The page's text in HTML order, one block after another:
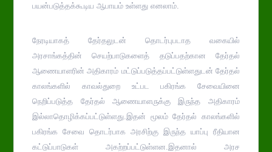
பயன்படுத்தக்கூடிய ஆபாயம் உள்ளது எனலாம்.
நேரடியாகத் தேர்தலுடன் தொடர்புபடாத வகையில்
அரசாங்கத்தின் செயற்பாடுகளைத் தடுப்பதற்கான தேர்தல்
ஆணையாளரின் அதிகாரம் மட்டுப்படுத்தப்பட்டுள்ளதுடன் தேர்தல்
காலங்களில் காவல்துறை உட்பட பகிரங்க சேவையினை
நெறிப்படுத்த தேர்தல் ஆணையாளருக்கு இருந்த அதிகாரம்
இல்லாதொழிக்கப்பட்டுள்ளது.இதன் மூலம் தேர்தல் காலங்களில்
பகிரங்க சேவை தொடர்பாக அரசிற்கு இருந்த யாப்பு ரீதியான
கட்டுப்பாடுகள் அகற்றப்பட்டுள்ளன.இதனால் அரச